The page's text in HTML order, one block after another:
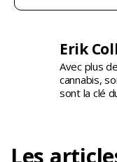
Erik
Avec plus
cannabis,
sont la clé
Les